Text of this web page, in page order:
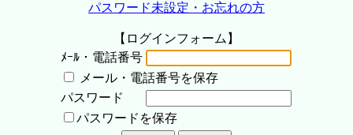
パスワード未設定・お忘れの方
【ログインフォーム】
ﾒｰﾙ・電話番号
メール・電話番号を保存
パスワード
パスワードを保存